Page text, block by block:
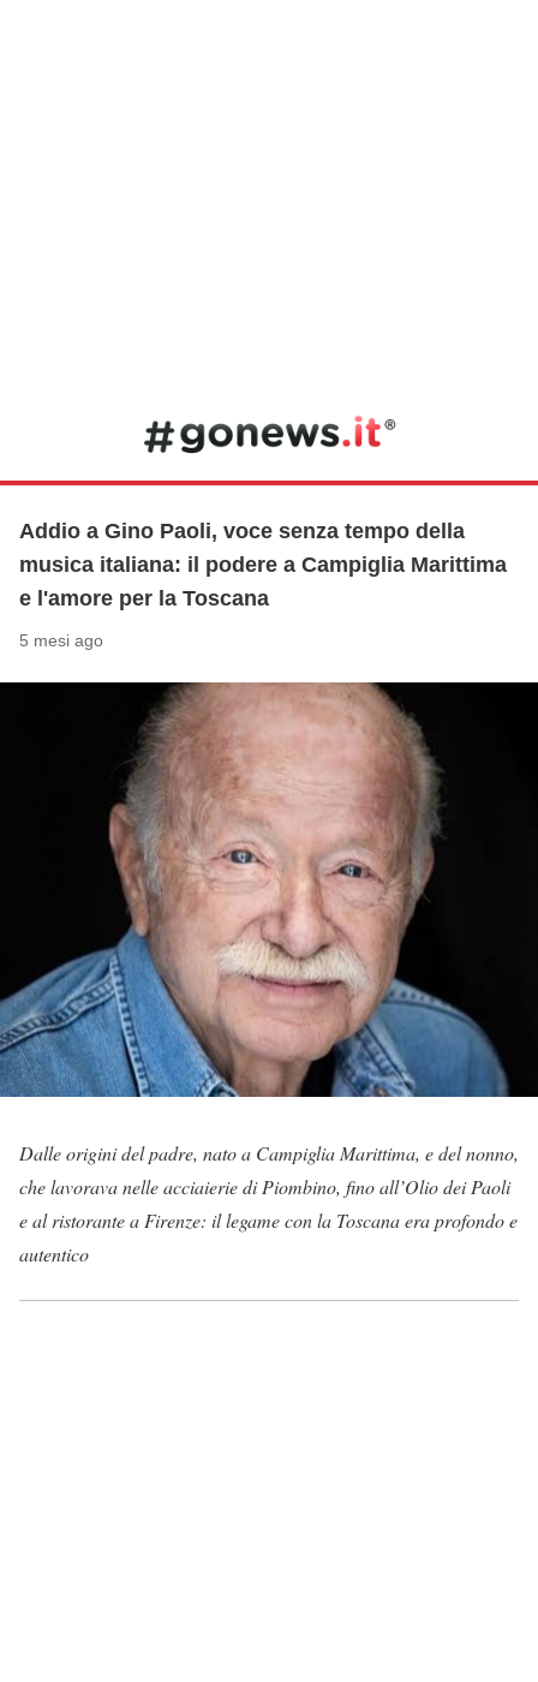
Addio a Gino Paoli, voce senza tempo della
musica italiana: il podere a Campiglia Marittima
e l'amore per la Toscana
5 mesi ago
Dalle origini del padre, nato a Campiglia Marittima, e del nonno,
che lavorava nelle acciaierie di Piombino, fino all’Olio dei Paoli
e al ristorante a Firenze: il legame con la Toscana era profondo e
autentico